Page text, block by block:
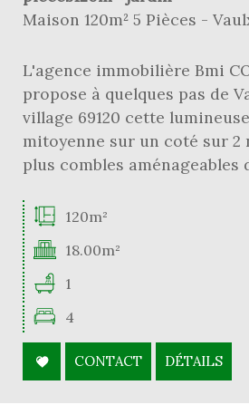
Maison 120m² 5 Pièces -
L'agence immobilière Bmi
propose à quelques pas de
village 69120 cette
mitoyenne sur un coté sur 2
plus combles aménageables
120m²
18.00m²
1
4
CONTACT DÉTAILS